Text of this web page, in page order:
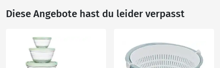
Diese Angebote hast du leider verpasst